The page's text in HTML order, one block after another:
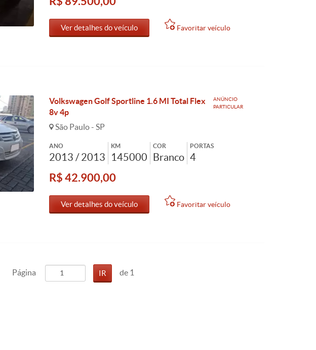
Ver detalhes do veículo Favoritar veículo
ANÚNCIO
PARTICULAR
Volkswagen Golf Sportline 1.6 MI Total Flex
8v 4p
São Paulo - SP
ANO
2013 / 2013
KM
145000
COR
Branco
PORTAS
4
R$ 42.900,00
Ver detalhes do veículo Favoritar veículo
Página de 1